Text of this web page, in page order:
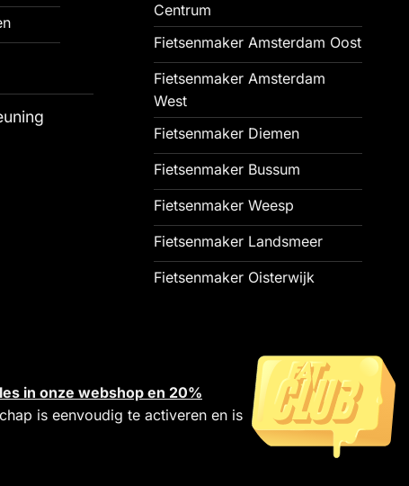
Centrum
Fietsenmaker Amsterdam Oost
Fietsenmaker Amsterdam
West
Fietsenmaker Diemen
Fietsenmaker Bussum
Fietsenmaker Weesp
Fietsenmaker Landsmeer
Fietsenmaker Oisterwijk
in onze webshop en 20%
is eenvoudig te activeren en is